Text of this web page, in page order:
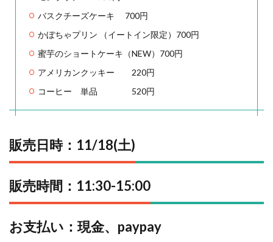
バスクチーズケーキ 700円
かぼちゃプリン （イートイン限定）700円
蜜芋のショートケーキ（NEW）700円
アメリカンクッキー 220円
コーヒー 単品 520円
販売日時：11/18(土)
販売時間：11:30-15:00
お支払い：現金、paypay